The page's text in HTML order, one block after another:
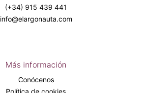
(+34) 915 439 441
info@elargonauta.com
Más información
Conócenos
Política de cookies